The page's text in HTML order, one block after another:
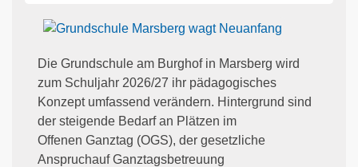
Die Grundschule am Burghof in Marsberg wird
zum Schuljahr 2026/27 ihr pädagogisches
Konzept umfassend verändern. Hintergrund sind
der steigende Bedarf an Plätzen im
Offenen Ganztag (OGS), der gesetzliche
Anspruchauf Ganztagsbetreuung